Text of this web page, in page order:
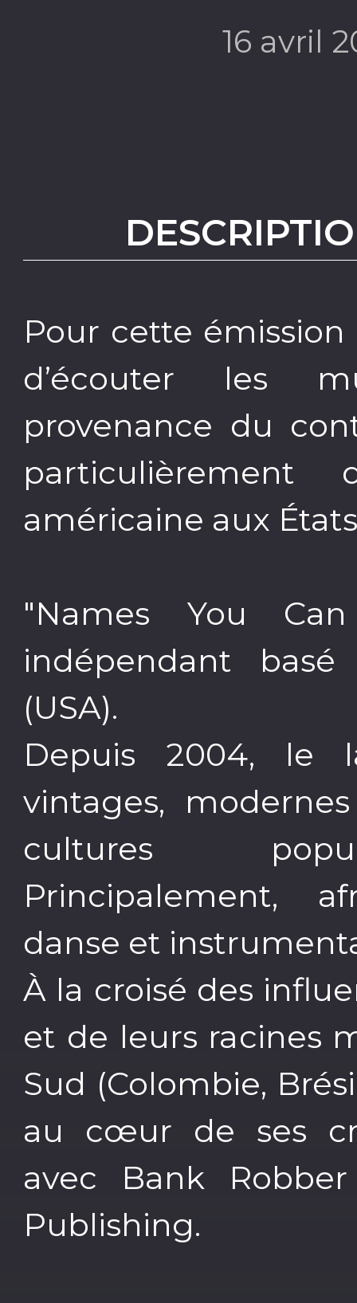
16 avril
Pour cette
d’écouter les
provenance du
américaine aux
"Names You
indépendant
(USA).
Depuis 2004, le
vintages,
cultures
Principalement,
danse et
À la croisé des
et de leurs racines
Sud (Colombie,
au cœur de ses
avec Bank
Publishing.